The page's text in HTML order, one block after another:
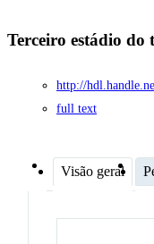
Terceiro estádio
http://
full text
Visão geral